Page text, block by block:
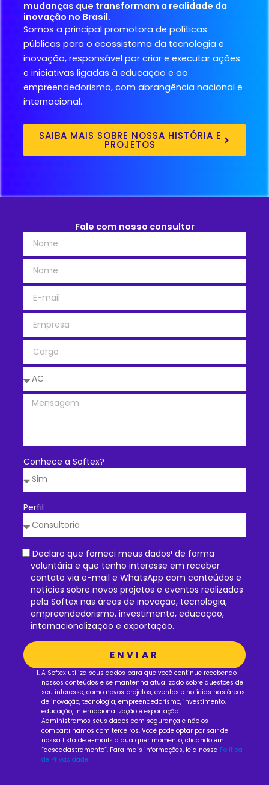
mudanças que transformam a realidade da
inovação no Brasil.
Somos a principal promotora de políticas
públicas para o ecossistema da tecnologia e
inovação, responsável por criar e executar ações
e iniciativas ligadas à educação e ao
empreendedorismo, com abrangência nacional e
internacional.
SAIBA MAIS SOBRE NOSSA HISTÓRIA E
PROJETOS
Fale com nosso consultor
Conhece a Softex?
Perfil
Declaro que forneci meus dados¹ de forma
voluntária e que tenho interesse em receber
contato via e-mail e WhatsApp com conteúdos e
notícias sobre novos projetos e eventos realizados
pela Softex nas áreas de inovação, tecnologia,
empreendedorismo, investimento, educação,
internacionalização e exportação.
ENVIAR
A Softex utiliza seus dados para que você continue recebendo
nossos conteúdos e se mantenha atualizado sobre questões de
seu interesse, como novos projetos, eventos e notícias nas áreas
de inovação, tecnologia, empreendedorismo, investimento,
educação, internacionalização e exportação.
Administramos seus dados com segurança e não os
compartilhamos com terceiros. Você pode optar por sair de
nossa lista de e-mails a qualquer momento, clicando em
“descadastramento”. Para mais informações, leia nossa Política
de Privacidade